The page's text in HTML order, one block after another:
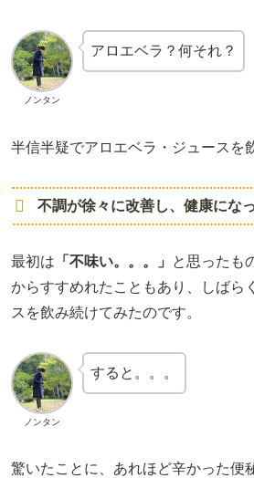
ノンタン
アロエベラ？何それ？
半信半疑でアロエベラ・ジュースを
不調が徐々に改善し、健康にな
最初は 「不味い。。。」
と思ったも
からすすめれたこともあり、しばら
スを飲み続けてみたのです。
ノンタン
すると。。。
驚いたことに、あれほど辛かった便